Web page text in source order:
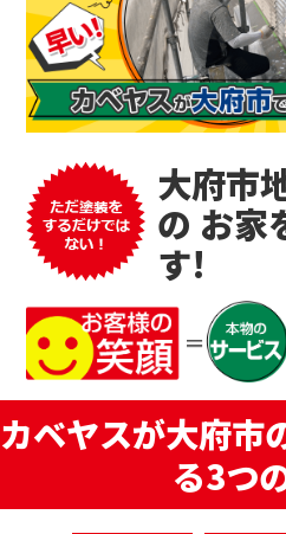
大府市
の お家
す!
カベヤスが大府市
る3つ